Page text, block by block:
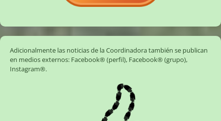
Adicionalmente las noticias de la Coordinadora también se publican
en medios externos: Facebook® (perfil), Facebook® (grupo),
Instagram®.